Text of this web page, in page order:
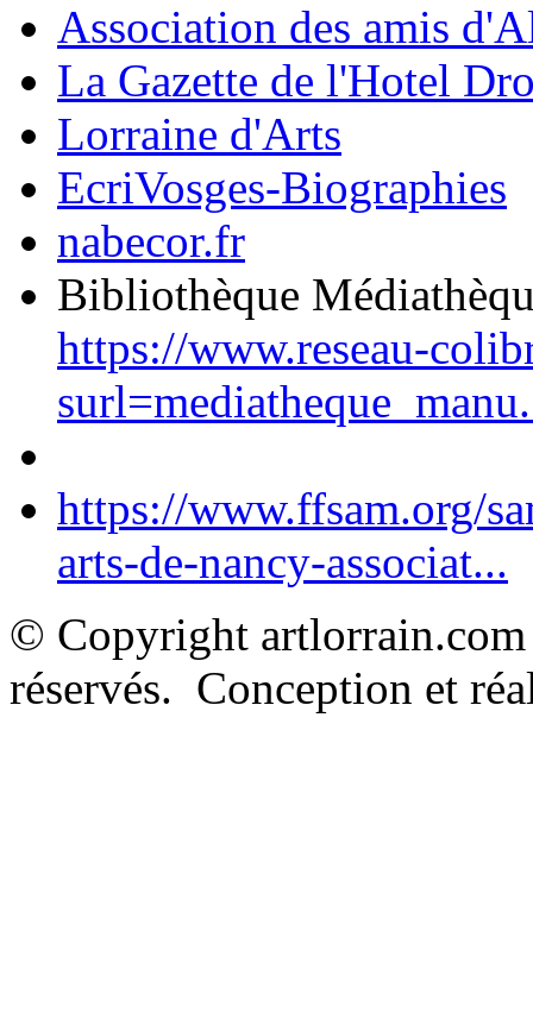
Association des amis
La Gazette de l'Hotel
Lorraine d'Arts
EcriVosges-Biographies
nabecor.fr
Bibliothèque
https://www.reseau-
https://www.ffsam.org/
arts-de-nancy-associat...
© Copyright
réservés. Conception et